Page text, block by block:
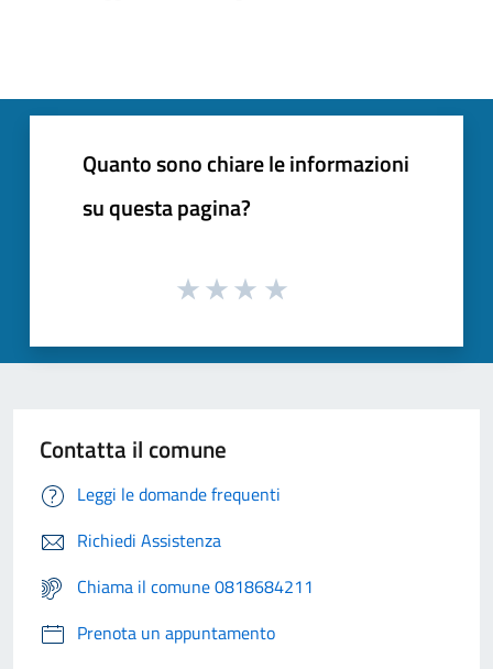
Quanto sono chiare le informazioni
su questa pagina?
Contatta il comune
Leggi le domande frequenti
Richiedi Assistenza
Chiama il comune 0818684211
Prenota un appuntamento